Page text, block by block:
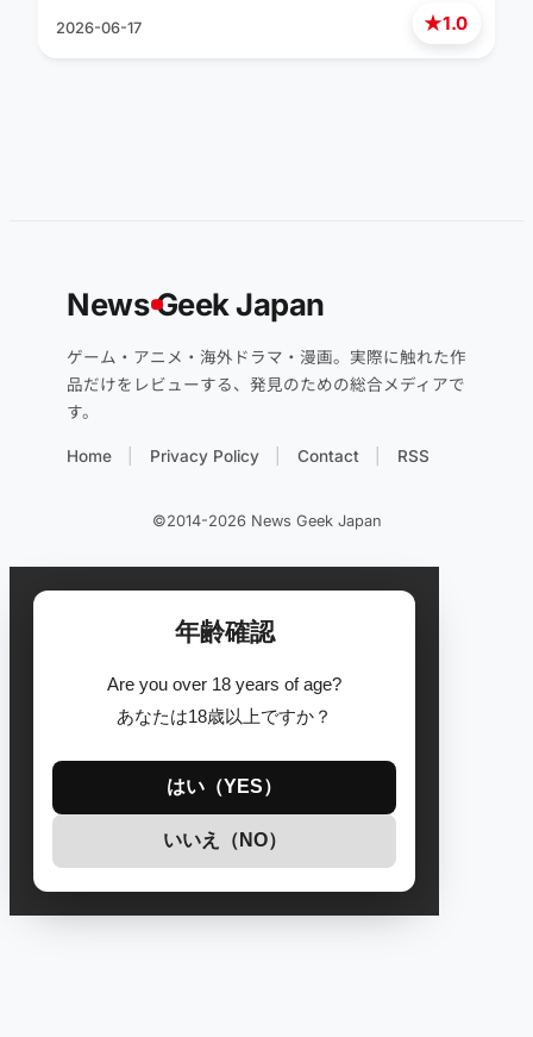
★1.0
2026-06-17
NewsGeek Japan
ゲーム・アニメ・海外ドラマ・漫画。実際に触れた作
品だけをレビューする、発見のための総合メディアで
す。
Home Privacy Policy Contact RSS
©2014-2026 News Geek Japan
年齢確認
Are you over 18 years of age?
あなたは18歳以上ですか？
はい（YES）
いいえ（NO）